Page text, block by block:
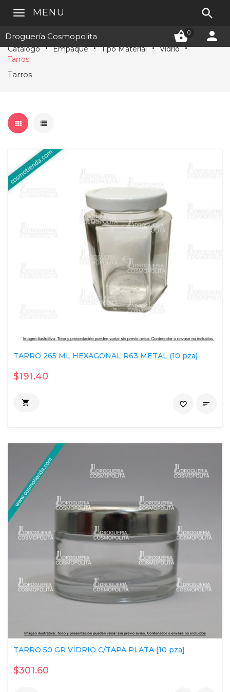
Droguería Cosmopolita 0 
MENU 
Catálogo Empaque Tipo Material
Vidrio
Tarros
Tarros
TARRO 265 ML HEXAGONAL R63 METAL (10 pza)
$191.40
 
favorite_border
TARRO 50 GR VIDRIO C/TAPA PLATA [10 pza]
$301.60